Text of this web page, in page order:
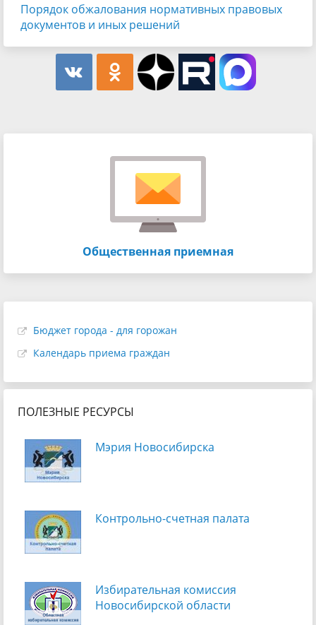
Порядок обжалования нормативных правовых
документов и иных решений
Общественная приемная
Бюджет города - для горожан
Календарь приема граждан
ПОЛЕЗНЫЕ РЕСУРСЫ
Мэрия Новосибирска
Контрольно-счетная палата
Избирательная комиссия
Новосибирской области